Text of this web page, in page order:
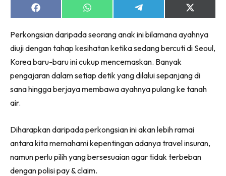
Share
on
Share
on
Share
on
Share
on
(Twitter)
Perkongsian daripada seorang anak ini bilamana ayahnya
diuji dengan tahap kesihatan ketika sedang bercuti di Seoul,
Korea baru-baru ini cukup mencemaskan. Banyak
pengajaran dalam setiap detik yang dilalui sepanjang di
sana hingga berjaya membawa ayahnya pulang ke tanah
air.
Diharapkan daripada perkongsian ini akan lebih ramai
antara kita memahami kepentingan adanya travel insuran,
namun perlu pilih yang bersesuaian agar tidak terbeban
dengan polisi pay & claim.